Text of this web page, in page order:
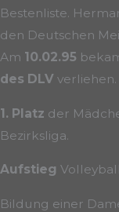
Bestenliste.
den Deutschen
Am 10.02.95
des DLV verliehen.
1. Platz der
Bezirksliga.
Aufstieg
Bildung einer